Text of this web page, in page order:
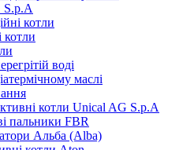
S.p.A
котли
котли
воді
маслі
котли Unical AG S.p.A
пальники FBR
Альба (Alba)